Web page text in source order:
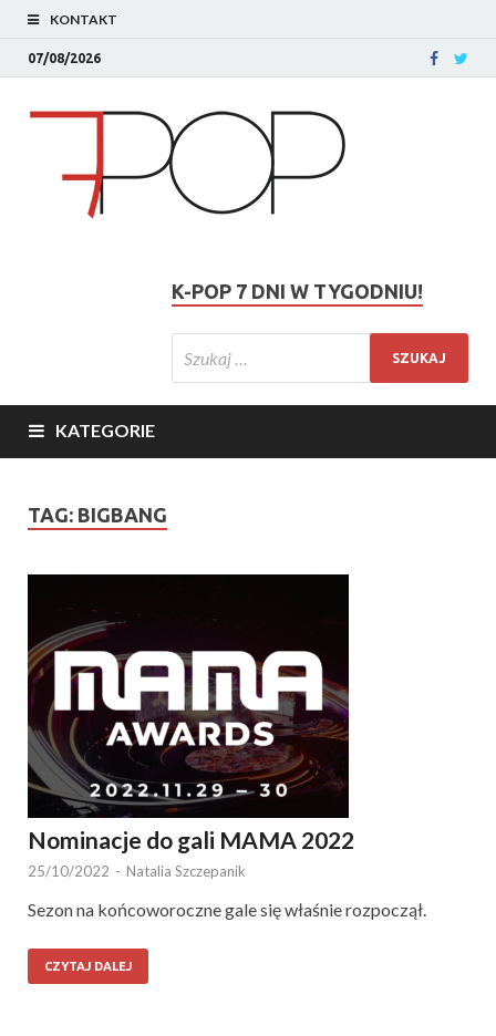
KONTAKT
07/08/2026
K-POP 7 DNI W TYGODNIU!
KATEGORIE
TAG: BIGBANG
Nominacje do gali MAMA 2022
25/10/2022 - Natalia Szczepanik
Sezon na końcoworoczne gale się właśnie rozpoczął.
CZYTAJ DALEJ